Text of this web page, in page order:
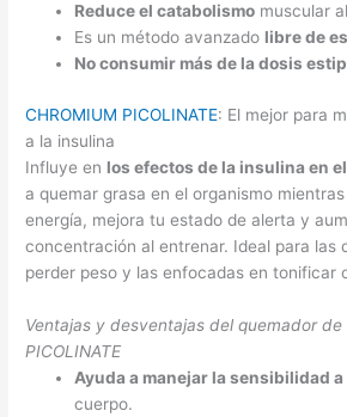
Reduce el catabolismo muscular
Es un método avanzado libre de
No consumir más de la dosis
CHROMIUM PICOLINATE: El mejor para
a la insulina
Influye en los efectos de la insulina en
a quemar grasa en el organismo
energía, mejora tu estado de alerta y
concentración al entrenar. Ideal para las
perder peso y las enfocadas en tonificar
Ventajas y desventajas del quemador de
PICOLINATE
Ayuda a manejar la sensibilidad
cuerpo.